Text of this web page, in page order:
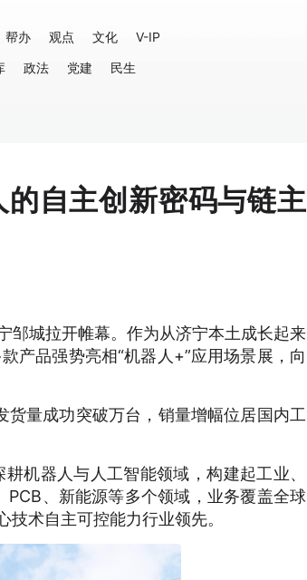
帮办 观点 文化
V-IP
政法 党建
民生
自主创新密码与链主
邹城拉开帷幕。作为从济宁本土成长起来
产品强势亮相“机器人+”应用场景展，向
量成功突破万台，销量增幅位居国内工
机器人与人工智能领域，构建起工业、
、新能源等多个领域，业务覆盖全球
术自主可控能力行业领先。